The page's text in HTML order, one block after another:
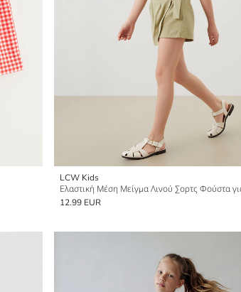
LCW Kids
12.99 EUR